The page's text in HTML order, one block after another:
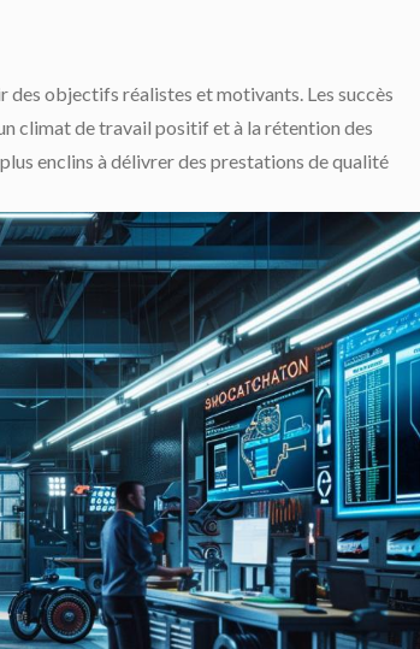
des objectifs réalistes et motivants. Les succès
climat de travail positif et à la rétention des
enclins à délivrer des prestations de qualité